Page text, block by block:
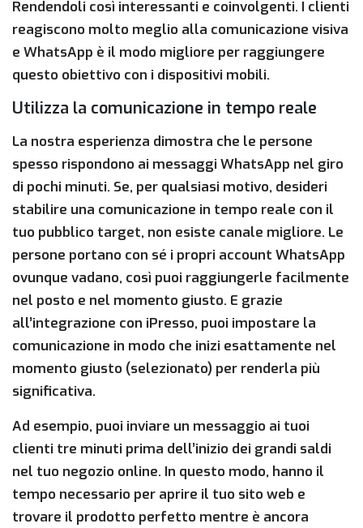
Rendendoli così interessanti e coinvolgenti. I clienti
reagiscono molto meglio alla comunicazione visiva
e WhatsApp è il modo migliore per raggiungere
questo obiettivo con i dispositivi mobili.
Utilizza la comunicazione in tempo reale
La nostra esperienza dimostra che le persone
spesso rispondono ai messaggi WhatsApp nel giro
di pochi minuti. Se, per qualsiasi motivo, desideri
stabilire una comunicazione in tempo reale con il
tuo pubblico target, non esiste canale migliore. Le
persone portano con sé i propri account WhatsApp
ovunque vadano, così puoi raggiungerle facilmente
nel posto e nel momento giusto. E grazie
all’integrazione con iPresso, puoi impostare la
comunicazione in modo che inizi esattamente nel
momento giusto (selezionato) per renderla più
significativa.
Ad esempio, puoi inviare un messaggio ai tuoi
clienti tre minuti prima dell’inizio dei grandi saldi
nel tuo negozio online. In questo modo, hanno il
tempo necessario per aprire il tuo sito web e
trovare il prodotto perfetto mentre è ancora